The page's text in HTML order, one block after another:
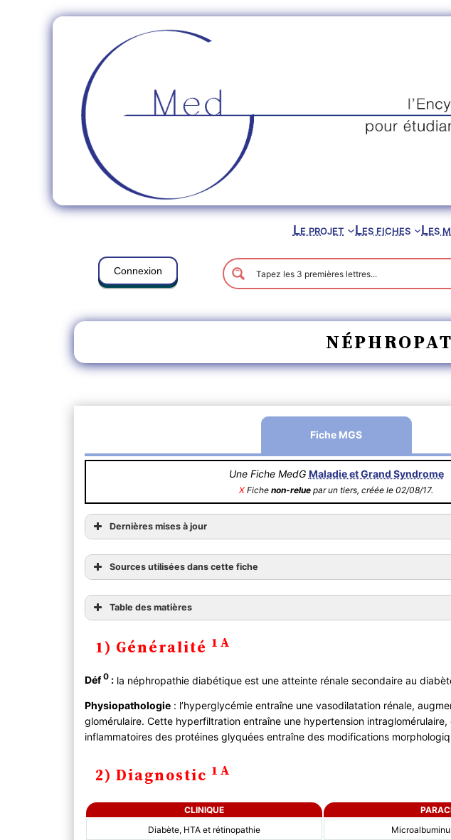
Le projet Les fiches Les
Connexion
Fiche MGS
Une Fiche MedG Maladie et Grand Syndrome
X Fichenon-relue par un tiers, créée le 02/08/17.
Dernières mises à jour
Sources utilisées dans cette fiche
Table des matières
2) Diagnostic
A ) Clinique
Anamnèse
Examen physique
B ) Paraclinique
3) Evolution
B) Complications
1) Généralité 1A
Déf0 : la néphropathie diabétique est une atteinte rénale secondaire au
Physiopathologie : l’hyperglycémie entraîne une vasodilatation rénale,
glomérulaire. Cette hyperfiltration entraîne une hypertension
inflammatoires des protéines glyquées entraîne des modifications
2) Diagnostic 1A
CLINIQUE
Diabète, HTA et rétinopathie